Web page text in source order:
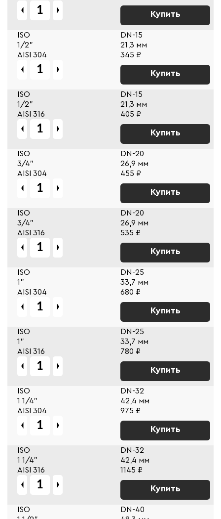
Купить
ISO
DN-15
1/2"
21,3 мм
AISI 304
345 ₽
Купить
ISO
DN-15
1/2"
21,3 мм
AISI 316
405 ₽
Купить
ISO
DN-20
3/4"
26,9 мм
AISI 304
455 ₽
Купить
ISO
DN-20
3/4"
26,9 мм
AISI 316
535 ₽
Купить
ISO
DN-25
1"
33,7 мм
AISI 304
680 ₽
Купить
ISO
DN-25
1"
33,7 мм
AISI 316
780 ₽
Купить
ISO
DN-32
1 1/4"
42,4 мм
AISI 304
975 ₽
Купить
ISO
DN-32
1 1/4"
42,4 мм
AISI 316
1145 ₽
Купить
ISO
DN-40